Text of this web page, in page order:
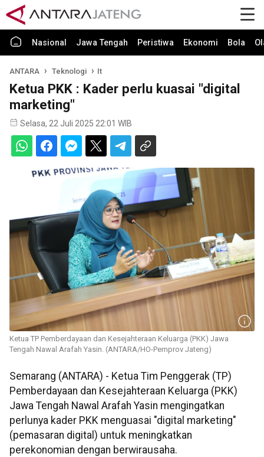
Nasional Jawa Tengah Peristiwa Ekonomi Bola
ANTARA Teknologi It
Ketua PKK : Kader perlu kuasai "digital
marketing"
Selasa, 22 Juli 2025 22:01 WIB
Ketua TP Pemberdayaan dan Kesejahteraan Keluarga (PKK) Jawa
Tengah Nawal Arafah Yasin. (ANTARA/HO-Pemprov Jateng)
Semarang (ANTARA) - Ketua Tim Penggerak (TP)
Pemberdayaan dan Kesejahteraan Keluarga (PKK)
Jawa Tengah Nawal Arafah Yasin mengingatkan
perlunya kader PKK menguasai "digital marketing"
(pemasaran digital) untuk meningkatkan
perekonomian dengan berwirausaha.